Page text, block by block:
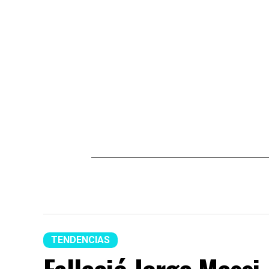
TENDENCIAS